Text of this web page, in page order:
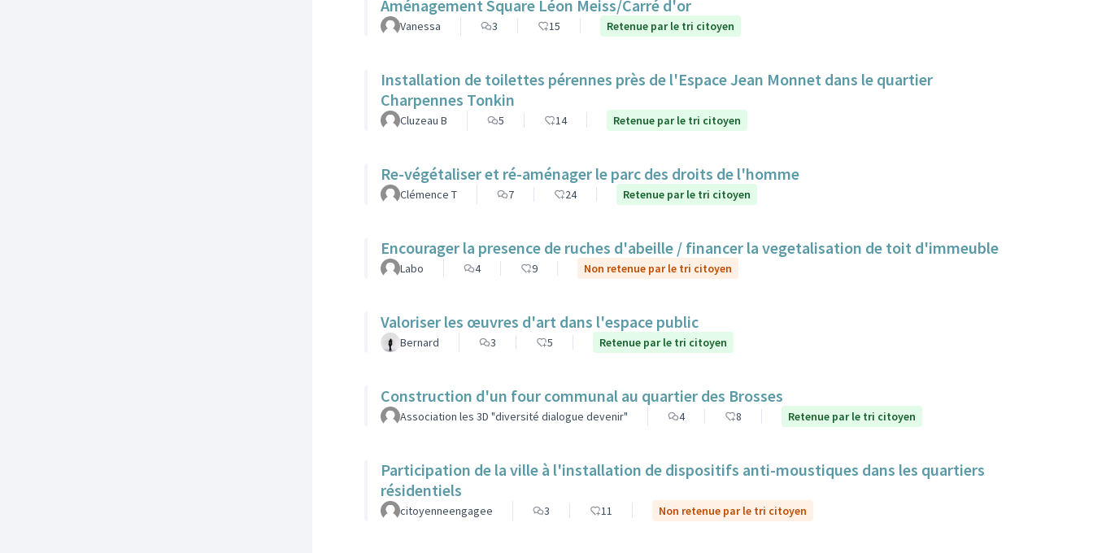
Aménagement Square Léon Meiss/Carré d'or
Vanessa 3 15 Retenue par le tri citoyen
Installation de toilettes pérennes près de l'Espace Jean Monnet dans le quartier
Charpennes Tonkin
Cluzeau B 5 14 Retenue par le tri citoyen
Re-végétaliser et ré-aménager le parc des droits de l'homme
Clémence T 7 24 Retenue par le tri citoyen
Encourager la presence de ruches d'abeille / financer la vegetalisation de toit d'immeuble
Labo 4 9 Non retenue par le tri citoyen
Valoriser les œuvres d'art dans l'espace public
Bernard 3 5 Retenue par le tri citoyen
Construction d'un four communal au quartier des Brosses
Association les 3D "diversité dialogue devenir" 4 8 Retenue par le tri citoyen
Participation de la ville à l'installation de dispositifs anti-moustiques dans les quartiers
résidentiels
citoyenneengagee 3 11 Non retenue par le tri citoyen